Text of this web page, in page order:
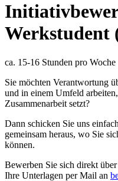
Werkstudent
ca. 15-16 Stunden pro
Sie möchten Verantwortung
und in einem Umfeld
Zusammenarbeit setzt?
Dann schicken Sie uns
gemeinsam heraus, wo Sie
können.
Bewerben Sie sich direkt
Ihre Unterlagen per Mail an